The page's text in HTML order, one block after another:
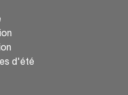
d'été